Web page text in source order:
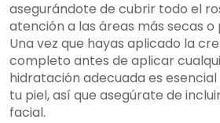
asegurándote de cubrir todo el
atención a las áreas más secas
Una vez que hayas aplicado la
completo antes de aplicar
hidratación adecuada es
tu piel, así que asegúrate de
facial.